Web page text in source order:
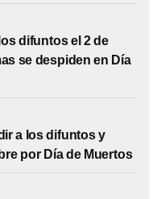
difuntos el 2 de
se despiden en Día
a los difuntos y
por Día de Muertos